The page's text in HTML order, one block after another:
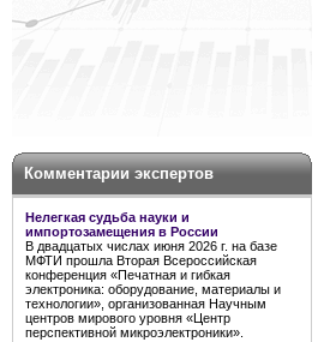
Комментарии экспертов
Нелегкая судьба науки и
импортозамещения в России
В двадцатых числах июня 2026 г. на базе
МФТИ прошла Вторая Всероссийская
конференция «Печатная и гибкая
электроника: оборудование, материалы и
технологии», организованная Научным
центров мирового уровня «Центр
перспективной микроэлектроники».